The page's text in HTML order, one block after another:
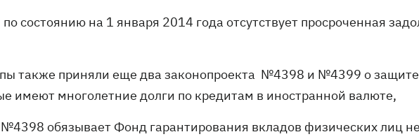
по состоянию на 1 января 2014 года отсутствует просроченная
также приняли еще два законопроекта №4398 и №4399 о
имеют многолетние долги по кредитам в иностранной валюте,
обязывает Фонд гарантирования вкладов физических лиц